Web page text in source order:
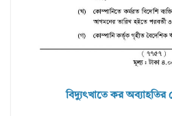
বিদ্যুৎখাতে কর অব্যাহতির